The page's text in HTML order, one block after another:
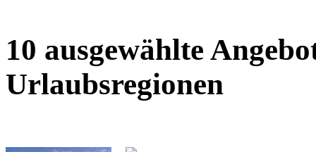
10 ausgewählte
Urlaubsregionen